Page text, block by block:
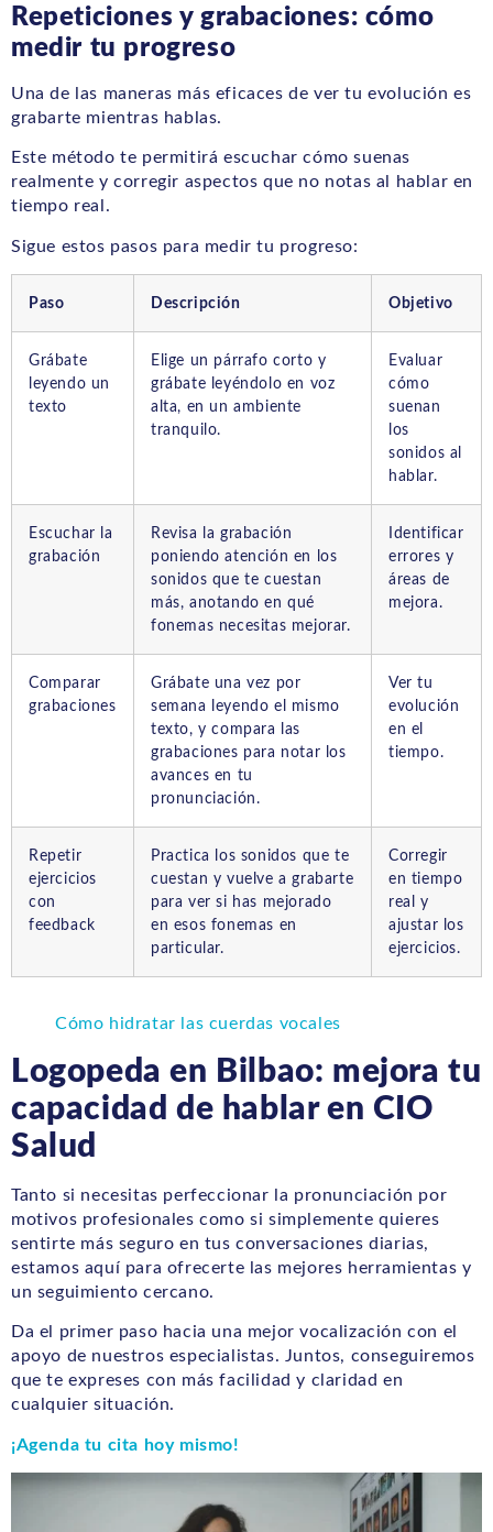
Repeticiones y grabaciones: cómo
medir tu progreso
Una de las maneras más eficaces de ver tu evolución es
grabarte mientras hablas.
Este método te permitirá escuchar cómo suenas
realmente y corregir aspectos que no notas al hablar en
tiempo real.
Sigue estos pasos para medir tu progreso:
Paso Descripción Objetivo
Grábate
leyendo un
texto
Elige un párrafo corto y
grábate leyéndolo en voz
alta, en un ambiente
tranquilo.
Evaluar
cómo
suenan
los
sonidos al
hablar.
Escuchar la
grabación
Revisa la grabación
poniendo atención en los
sonidos que te cuestan
más, anotando en qué
fonemas necesitas mejorar.
Identificar
errores y
áreas de
mejora.
Comparar
grabaciones
Grábate una vez por
semana leyendo el mismo
texto, y compara las
grabaciones para notar los
avances en tu
pronunciación.
Ver tu
evolución
en el
tiempo.
Repetir
ejercicios
con
feedback
Practica los sonidos que te
cuestan y vuelve a grabarte
para ver si has mejorado
en esos fonemas en
particular.
Corregir
en tiempo
real y
ajustar los
ejercicios.
Cómo hidratar las cuerdas vocales
Logopeda en Bilbao: mejora tu
capacidad de hablar en CIO
Salud
Tanto si necesitas perfeccionar la pronunciación por
motivos profesionales como si simplemente quieres
sentirte más seguro en tus conversaciones diarias,
estamos aquí para ofrecerte las mejores herramientas y
un seguimiento cercano.
Da el primer paso hacia una mejor vocalización con el
apoyo de nuestros especialistas. Juntos, conseguiremos
que te expreses con más facilidad y claridad en
cualquier situación.
¡Agenda tu cita hoy mismo!